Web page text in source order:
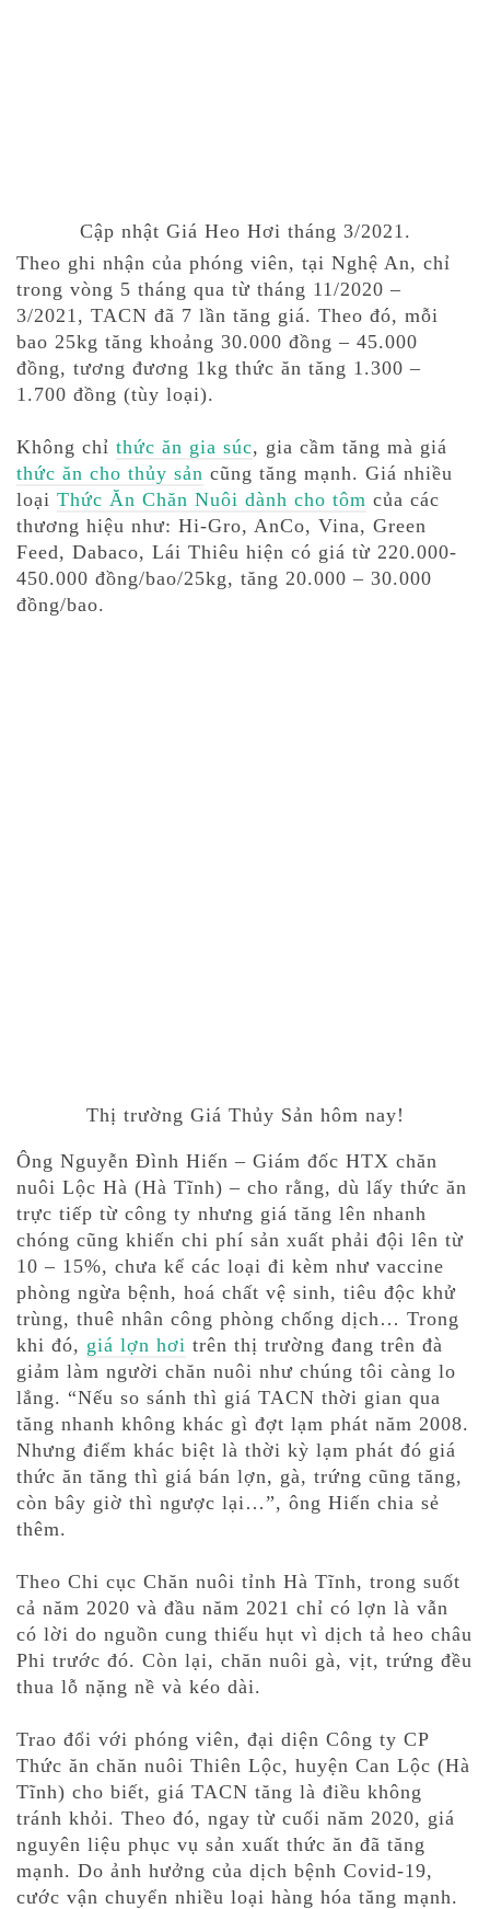
Cập nhật Giá Heo Hơi tháng 3/2021.
Theo ghi nhận của phóng viên, tại Nghệ An, chỉ
trong vòng 5 tháng qua từ tháng 11/2020 –
3/2021, TACN đã 7 lần tăng giá. Theo đó, mỗi
bao 25kg tăng khoảng 30.000 đồng – 45.000
đồng, tương đương 1kg thức ăn tăng 1.300 –
1.700 đồng (tùy loại).
Không chỉ thức ăn gia súc, gia cầm tăng mà giá
thức ăn cho thủy sản cũng tăng mạnh. Giá nhiều
loại Thức Ăn Chăn Nuôi dành cho tôm của các
thương hiệu như: Hi-Gro, AnCo, Vina, Green
Feed, Dabaco, Lái Thiêu hiện có giá từ 220.000-
450.000 đồng/bao/25kg, tăng 20.000 – 30.000
đồng/bao.
Thị trường Giá Thủy Sản hôm nay!
Ông Nguyễn Đình Hiến – Giám đốc HTX chăn
nuôi Lộc Hà (Hà Tĩnh) – cho rằng, dù lấy thức ăn
trực tiếp từ công ty nhưng giá tăng lên nhanh
chóng cũng khiến chi phí sản xuất phải đội lên từ
10 – 15%, chưa kể các loại đi kèm như vaccine
phòng ngừa bệnh, hoá chất vệ sinh, tiêu độc khử
trùng, thuê nhân công phòng chống dịch… Trong
khi đó, giá lợn hơi trên thị trường đang trên đà
giảm làm người chăn nuôi như chúng tôi càng lo
lắng. “Nếu so sánh thì giá TACN thời gian qua
tăng nhanh không khác gì đợt lạm phát năm 2008.
Nhưng điểm khác biệt là thời kỳ lạm phát đó giá
thức ăn tăng thì giá bán lợn, gà, trứng cũng tăng,
còn bây giờ thì ngược lại…”, ông Hiến chia sẻ
thêm.
Theo Chi cục Chăn nuôi tỉnh Hà Tĩnh, trong suốt
cả năm 2020 và đầu năm 2021 chỉ có lợn là vẫn
có lời do nguồn cung thiếu hụt vì dịch tả heo châu
Phi trước đó. Còn lại, chăn nuôi gà, vịt, trứng đều
thua lỗ nặng nề và kéo dài.
Trao đổi với phóng viên, đại diện Công ty CP
Thức ăn chăn nuôi Thiên Lộc, huyện Can Lộc (Hà
Tĩnh) cho biết, giá TACN tăng là điều không
tránh khỏi. Theo đó, ngay từ cuối năm 2020, giá
nguyên liệu phục vụ sản xuất thức ăn đã tăng
mạnh. Do ảnh hưởng của dịch bệnh Covid-19,
cước vận chuyển nhiều loại hàng hóa tăng mạnh.